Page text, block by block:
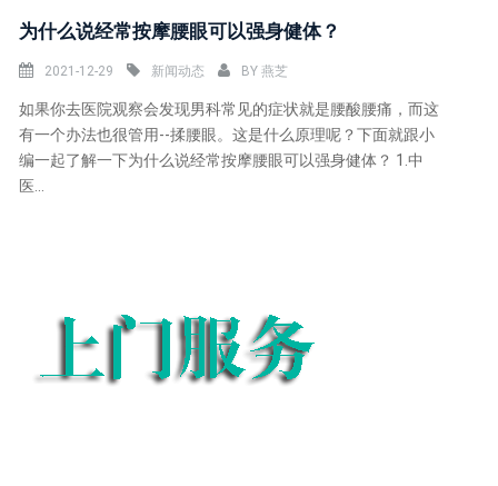
为什么说经常按摩腰眼可以强身健体？
2021-12-29 新闻动态 BY燕芝
如果你去医院观察会发现男科常见的症状就是腰酸腰痛，而这
有一个办法也很管用--揉腰眼。这是什么原理呢？下面就跟小
编一起了解一下为什么说经常按摩腰眼可以强身健体？ 1.中
医...